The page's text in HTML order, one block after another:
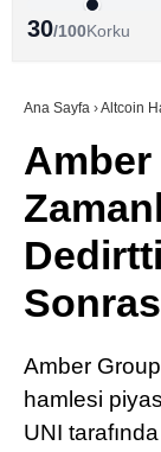
ALTCOİN
SÖZLÜK
30/100Korku
Ana Sayfa ›Altcoin
Amber
hamlesi
UNI